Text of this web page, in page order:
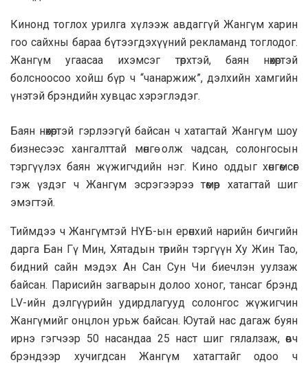
Кинонд тоглох урилга хүлээж авдаггүй Жангүм харин
гоо сайхны бараа бүтээгдэхүүний рекламанд тоглодог.
Жангүм угаасаа ихэмсэг төрхтэй, баян нөхөртэй
болсноосоо хойш бүр ч “чанаржиж”, дэлхийн хамгийн
үнэтэй брэндийн хувцас хэрэглэдэг.
Баян нөхөртэй гэрлээгүй байсан ч хатагтай Жангүм шоу
бизнесээс хангалттай мөнгө олж чадсан, солонгосын
тэргүүлэх баян жүжигчдийн нэг. Кино оддыг хөнгөмсөг
гэж үздэг ч Жангүм эсрэгээрээ төмөр хатагтай шиг
эмэгтэй.
Тиймдээ ч Жангүмтэй НҮБ-ын ерөнхий нарийн бичгийн
дарга Бан Гү Мин, Хятадын төрийн тэргүүн Ху Жин Тао,
бидний сайн мэдэх Ан Сан Сун Чи биечлэн уулзаж
байсан. Парисийн загварын долоо хоног, тансаг брэнд
LV-ийн дэлгүүрийн удирдлагууд солонгос жүжигчин
Жангүмийг онцлон урьж байсан. Юутай нас дагаж буян
ирнэ гэгчээр 50 насандаа 25 наст шиг гялалзаж, өвч
брэндээр хучигдсан Жангүм хатагтайг одоо ч